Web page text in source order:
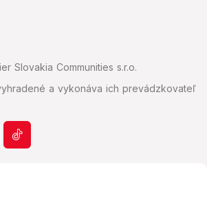
Slovakia Communities s.r.o.
a vykonáva ich prevádzkovateľ